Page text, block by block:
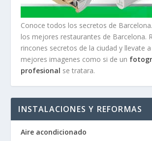
Conoce todos los secretos de
los mejores restaurantes de Barcelona.
rincones secretos de la ciudad y llevate
mejores imagenes como si de un
profesional se tratara.
INSTALACIONES Y REFORMAS
Aire acondicionado